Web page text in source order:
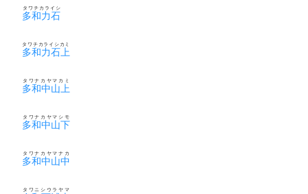
多和力石
タワチカライシ
多和力石上
タワチカライシカミ
多和中山上
タワナカヤマカミ
多和中山下
タワナカヤマシモ
多和中山中
タワナカヤマナカ
タワニシウラヤマ